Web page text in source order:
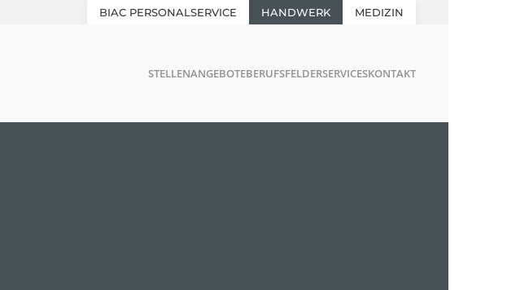
BIAC PERSONALSERVICE HANDWERK MEDIZIN
STELLENANGEBOTEBERUFSFELDERSERVICESKONTAKT